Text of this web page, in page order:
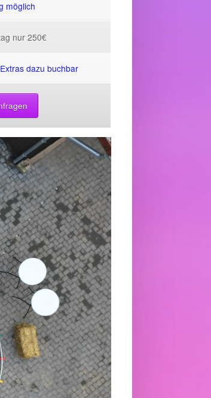
möglich
nur 250€
dazu buchbar